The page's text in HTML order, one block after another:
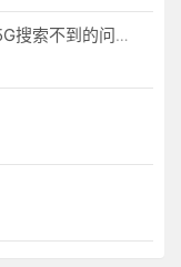
k2刷Padavan老毛子后中继5G搜索不到的问题解决